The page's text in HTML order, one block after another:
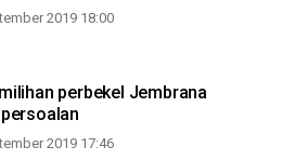
2019 18:00
perbekel Jembrana
2019 17:46